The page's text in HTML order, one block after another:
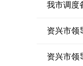
我市调度
资兴市领
资兴市领